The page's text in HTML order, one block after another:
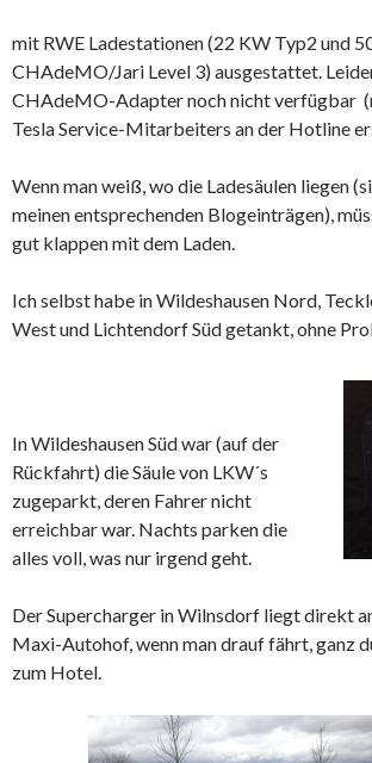
mit RWE Ladestationen (22 KW Typ2 und
CHAdeMO/Jari Level 3) ausgestattet.
CHAdeMO-Adapter noch nicht verfügbar
Tesla Service-Mitarbeiters an der Hotline
Wenn man weiß, wo die Ladesäulen liegen
meinen entsprechenden Blogeinträgen),
gut klappen mit dem Laden.
Ich selbst habe in Wildeshausen Nord,
West und Lichtendorf Süd getankt, ohne
In Wildeshausen Süd war (auf der
Rückfahrt) die Säule von LKW´s
zugeparkt, deren Fahrer nicht
erreichbar war. Nachts parken die
alles voll, was nur irgend geht.
Der Supercharger in Wilnsdorf liegt direkt
Maxi-Autohof, wenn man drauf fährt, ganz
zum Hotel.